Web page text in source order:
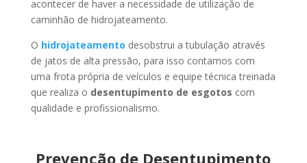
acontecer de haver a necessidade de utilização de
caminhão de hidrojateamento.
O hidrojateamento desobstrui a tubulação através
de jatos de alta pressão, para isso contamos com
uma frota própria de veículos e equipe técnica treinada
que realiza o desentupimento de esgotos com
qualidade e profissionalismo.
Prevenção de Desentupimento